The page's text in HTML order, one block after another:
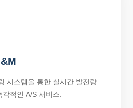
시스템을 통한 실시간 발전량
적인 A/S 서비스.